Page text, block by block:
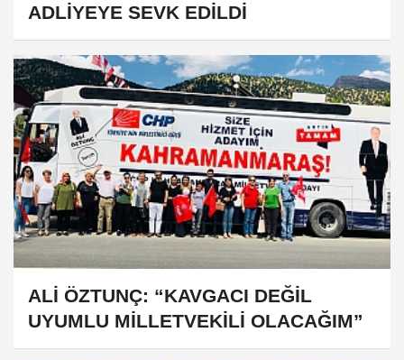
ADLİYEYE SEVK EDİLDİ
ALİ ÖZTUNÇ: “KAVGACI DEĞİL
UYUMLU MİLLETVEKİLİ OLACAĞIM”